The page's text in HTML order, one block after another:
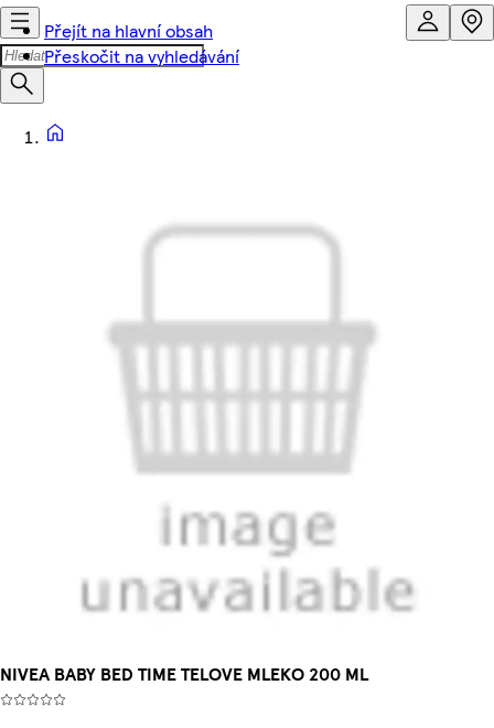
Přejít na hlavní obsah
Přeskočit na vyhledávání
NIVEA BABY BED TIME TELOVE MLEKO 200 ML